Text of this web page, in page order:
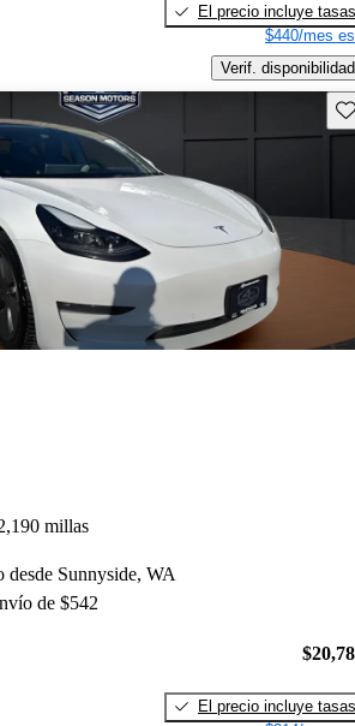
El precio incluye tasas
$440/mes
Verif. disponibilidad
millas
Sunnyside, WA
de $542
El precio incluye tasas